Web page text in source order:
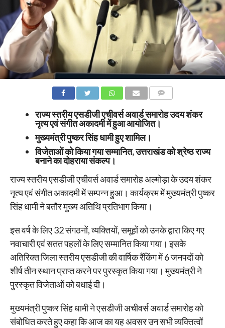
राज्य स्तरीय एसडीजी एचीवर्स अवार्ड समारोह उदय शंकर
नृत्य एवं संगीत अकादमी में हुआ आयोजित।
मुख्यमंत्री पुष्कर सिंह धामी हुए शामिल।
विजेताओं को किया गया सम्मानित, उत्तराखंड को श्रेष्ठ राज्य
बनाने का दोहराया संकल्प।
राज्य स्तरीय एसडीजी एचीवर्स अवार्ड समारोह अल्मोड़ा के उदय शंकर
नृत्य एवं संगीत अकादमी में सम्पन्न हुआ। कार्यक्रम में मुख्यमंत्री पुष्कर
सिंह धामी ने बतौर मुख्य अतिथि प्रतिभाग किया।
इस वर्ष के लिए 32 संगठनों, व्यक्तियों, समूहों को उनके द्वारा किए गए
नवाचारी एवं सतत पहलों के लिए सम्मानित किया गया। इसके
अतिरिक्त जिला स्तरीय एसडीजी की वार्षिक रैंकिंग में 6 जनपदों को
शीर्ष तीन स्थान प्राप्त करने पर पुरस्कृत किया गया। मुख्यमंत्री ने
पुरस्कृत विजेताओं को बधाई दी।
मुख्यमंत्री पुष्कर सिंह धामी ने एसडीजी अचीवर्स अवार्ड समारोह को
संबोधित करते हुए कहा कि आज का यह अवसर उन सभी व्यक्तित्वों